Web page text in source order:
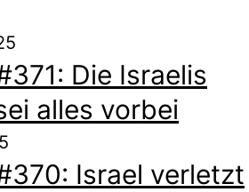
Die Israelis
alles vorbei
Israel verletzt